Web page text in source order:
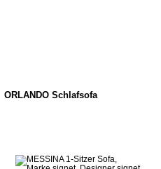
ORLANDO Schlafsofa